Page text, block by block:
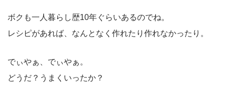
ボクも一人暮らし歴10年ぐらいあるのでね。
レシピがあれば、なんとなく作れたり作れなかったり。
でぃやぁ、でぃやぁ。
どうだ？うまくいったか？